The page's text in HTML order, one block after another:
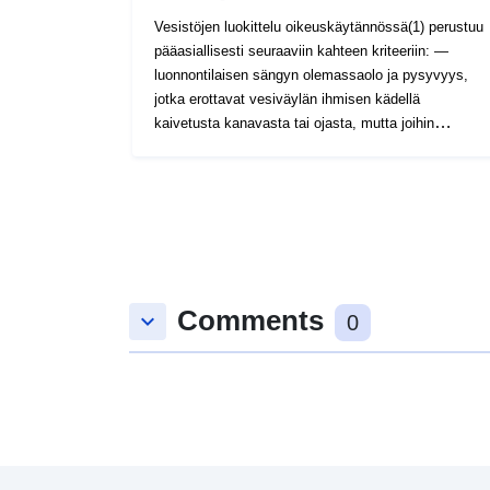
Vesistöjen luokittelu oikeuskäytännössä(1) perustuu
pääasiallisesti seuraaviin kahteen kriteeriin: —
luonnontilaisen sängyn olemassaolo ja pysyvyys,
jotka erottavat vesiväylän ihmisen kädellä
kaivetusta kanavasta tai ojasta, mutta joihin
kartalle tai sen nimen mainitseminen
maarekisterissä. 1: Tämä 22. helmikuuta. 1980 M.
keyboard_arrow_down Comments 0